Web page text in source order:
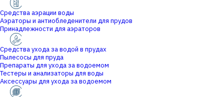
Средства аэрации воды
Аэраторы и антиобледенители для прудов
Принадлежности для аэраторов
Средства ухода за водой в прудах
Пылесосы для пруда
Препараты для ухода за водоемом
Тестеры и анализаторы для воды
Аксессуары для ухода за водоемом